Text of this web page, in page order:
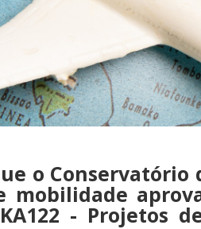
o Conservatório
- Projetos